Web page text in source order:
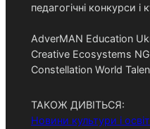
педагогічні конкурси і
AdverMAN Education
Creative Ecosystems
Constellation World
ТАКОЖ ДИВІТЬСЯ:
Новини культури і